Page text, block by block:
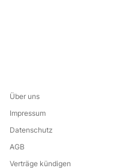
Über uns
Impressum
Datenschutz
AGB
Verträge kündigen